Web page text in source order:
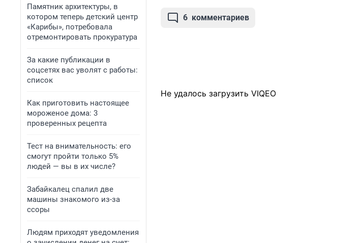
Памятник архитектуры, в
котором теперь детский центр
«Карибы», потребовала
отремонтировать прокуратура
За какие публикации в
соцсетях вас уволят с работы:
список
Как приготовить настоящее
мороженое дома: 3
проверенных рецепта
Тест на внимательность: его
смогут пройти только 5%
людей — вы в их числе?
Забайкалец спалил две
машины знакомого из-за
ссоры
Людям приходят уведомления
6 комментариев
Не удалось загрузить VIQEO